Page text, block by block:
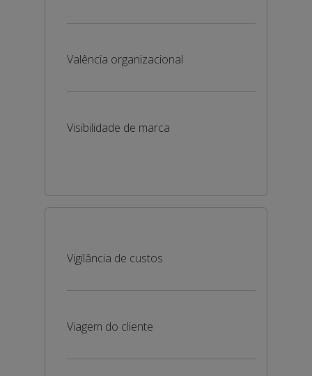
Valência organizacional
Visibilidade de marca
Vigilância de custos
Viagem do cliente